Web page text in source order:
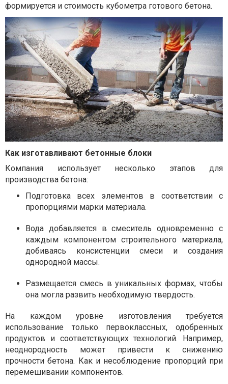
формируется и стоимость кубометра готового бетона.
Как изготавливают бетонные блоки
Компания использует несколько этапов для
производства бетона:
Подготовка всех элементов в соответствии с
пропорциями марки материала.
Вода добавляется в смеситель одновременно с
каждым компонентом строительного материала,
добиваясь консистенции смеси и создания
однородной массы.
Размещается смесь в уникальных формах, чтобы
она могла развить необходимую твердость.
На каждом уровне изготовления требуется
использование только первоклассных, одобренных
продуктов и соответствующих технологий. Например,
неоднородность может привести к снижению
прочности бетона. Как и несоблюдение пропорций при
перемешивании компонентов.